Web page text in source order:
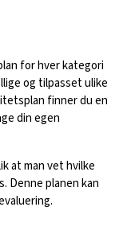
for hver kategori
og tilpasset ulike
finner du en
din egen
at man vet hvilke
Denne planen kan